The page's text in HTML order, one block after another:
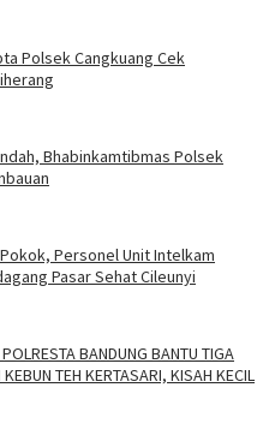
Polsek Cangkuang Cek
Bhabinkamtibmas Polsek
Personel Unit Intelkam
Pasar Sehat Cileunyi
BANDUNG BANTU TIGA
TEH KERTASARI, KISAH KECIL